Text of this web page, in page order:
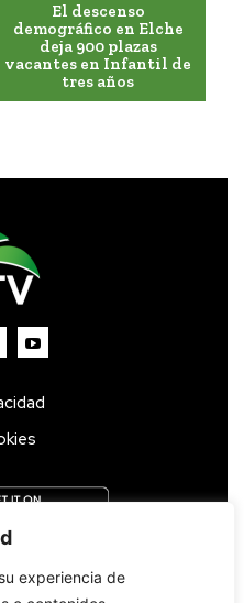
experiencia de
El descenso
demográfico en Elche
deja 900 plazas
vacantes en Infantil de
tres años
Parrilla